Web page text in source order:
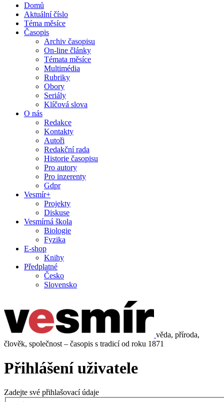
Domů
Aktuální číslo
Téma měsíce
Časopis
Archiv časopisu
On-line články
Témata měsíce
Multimédia
Rubriky
Obory
Seriály
Klíčová slova
O nás
Redakce
Kontakty
Autoři
Redakční rada
Historie časopisu
Pro autory
Pro inzerenty
Gdpr
Vesmír+
Projekty
Diskuse
Vesmírná škola
Biologie
Fyzika
E-shop
Knihy
Předplatné
Česko
Slovensko
věda, příroda,
člověk, společnost – časopis s tradicí od roku 1871
Přihlášení uživatele
Zadejte své přihlašovací údaje